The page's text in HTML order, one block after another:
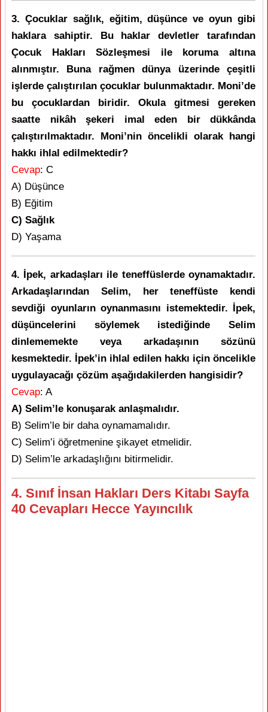
3. Çocuklar sağlık, eğitim, düşünce ve oyun gibi
haklara sahiptir. Bu haklar devletler tarafından
Çocuk Hakları Sözleşmesi ile koruma altına
alınmıştır. Buna rağmen dünya üzerinde çeşitli
işlerde çalıştırılan çocuklar bulunmaktadır. Moni’de
bu çocuklardan biridir. Okula gitmesi gereken
saatte nikâh şekeri imal eden bir dükkânda
çalıştırılmaktadır. Moni’nin öncelikli olarak hangi
hakkı ihlal edilmektedir?
Cevap: C
A) Düşünce
B) Eğitim
C) Sağlık
D) Yaşama
4. İpek, arkadaşları ile teneffüslerde oynamaktadır.
Arkadaşlarından Selim, her teneffüste kendi
sevdiği oyunların oynanmasını istemektedir. İpek,
düşüncelerini söylemek istediğinde Selim
dinlememekte veya arkadaşının sözünü
kesmektedir. İpek’in ihlal edilen hakkı için öncelikle
uygulayacağı çözüm aşağıdakilerden hangisidir?
Cevap: A
A) Selim’le konuşarak anlaşmalıdır.
B) Selim’le bir daha oynamamalıdır.
C) Selim’i öğretmenine şikayet etmelidir.
D) Selim’le arkadaşlığını bitirmelidir.
4. Sınıf İnsan Hakları Ders Kitabı Sayfa
40 Cevapları Hecce Yayıncılık